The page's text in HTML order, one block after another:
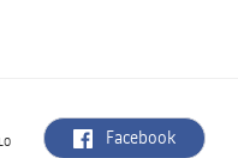
label.aria.facebook
Facebook